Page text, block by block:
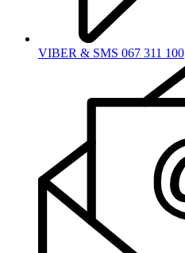
VIBER & SMS 067 311 100